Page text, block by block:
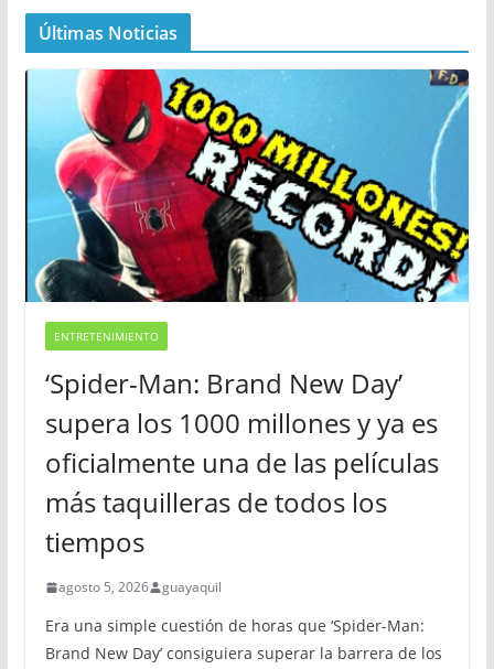
Últimas Noticias
ENTRETENIMIENTO
‘Spider-Man: Brand New Day’
supera los 1000 millones y ya es
oficialmente una de las películas
más taquilleras de todos los
tiempos
agosto 5, 2026 guayaquil
Era una simple cuestión de horas que ‘Spider-Man:
Brand New Day’ consiguiera superar la barrera de los